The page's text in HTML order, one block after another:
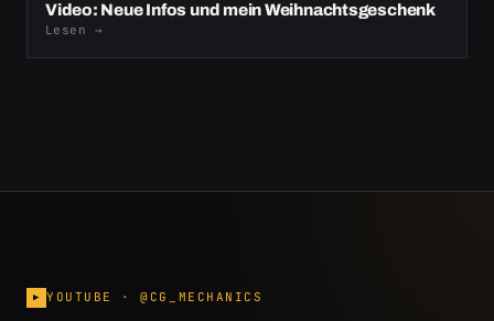
Video: Neue Infos und mein Weihnachtsgeschenk
Lesen →
▶ YOUTUBE · @CG_MECHANICS